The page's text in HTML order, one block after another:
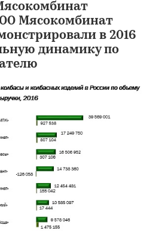
Мясокомбинат
в 2016
динамику по